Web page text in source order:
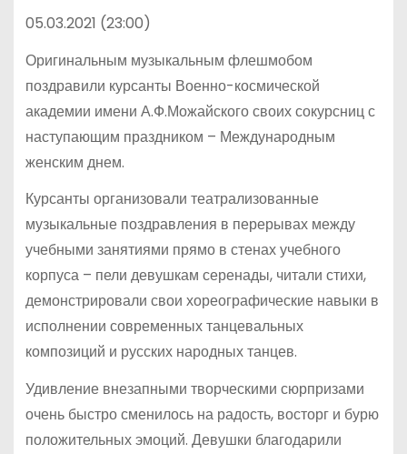
05.03.2021 (23:00)
Оригинальным музыкальным флешмобом
поздравили курсанты Военно-космической
академии имени А.Ф.Можайского своих сокурсниц с
наступающим праздником – Международным
женским днем.
Курсанты организовали театрализованные
музыкальные поздравления в перерывах между
учебными занятиями прямо в стенах учебного
корпуса – пели девушкам серенады, читали стихи,
демонстрировали свои хореографические навыки в
исполнении современных танцевальных
композиций и русских народных танцев.
Удивление внезапными творческими сюрпризами
очень быстро сменилось на радость, восторг и бурю
положительных эмоций. Девушки благодарили